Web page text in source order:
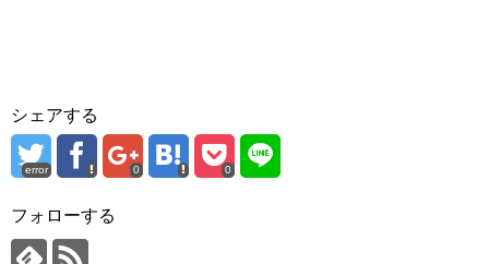
シェアする
error 0 0
フォローする